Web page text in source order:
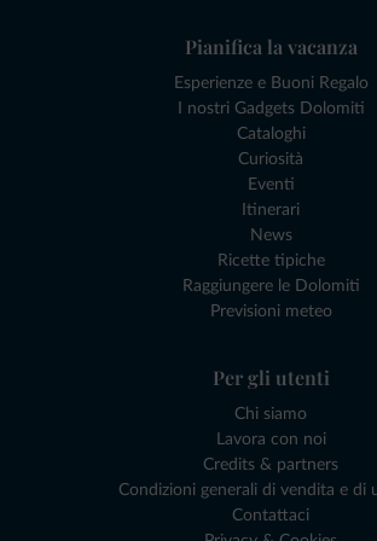
Pianifica la vacanza
Esperienze e Buoni Regalo
I nostri Gadgets Dolomiti
Cataloghi
Curiosità
Eventi
Itinerari
News
Ricette tipiche
Raggiungere le Dolomiti
Previsioni meteo
Per gli utenti
Chi siamo
Lavora con noi
Credits & partners
Condizioni generali di vendita e di
Contattaci